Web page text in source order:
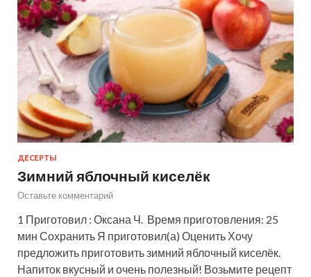
ДЕСЕРТЫ
Зимний яблочный киселёк
Оставьте комментарий
1 Приготовил : Оксана Ч. Время приготовления: 25
мин Сохранить Я приготовил(а) Оценить Хочу
предложить приготовить зимний яблочный киселёк.
Напиток вкусный и очень полезный! Возьмите рецепт